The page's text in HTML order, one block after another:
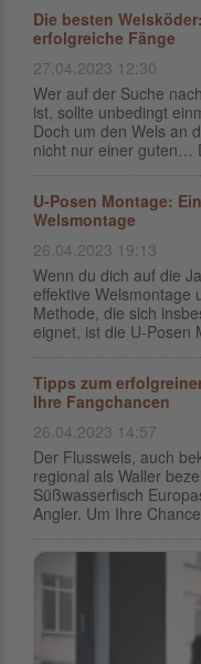
Die besten
erfolgreiche Fänge
27.04.2023 12:30
Wer auf der Suche
ist, sollte unbedingt
Doch um den Wels an
nicht nur einer guten…
U-Posen Montage:
Welsmontage
26.04.2023 19:13
Wenn du dich auf die
effektive Welsmontage
Methode, die sich
eignet, ist die U-Posen
Tipps zum
Ihre Fangchancen
26.04.2023 14:57
Der Flusswels, auch
regional als Waller
Süßwasserfisch
Angler. Um Ihre